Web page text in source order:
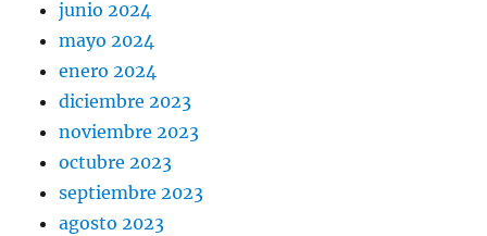
junio 2024
mayo 2024
enero 2024
diciembre 2023
noviembre 2023
octubre 2023
septiembre 2023
agosto 2023